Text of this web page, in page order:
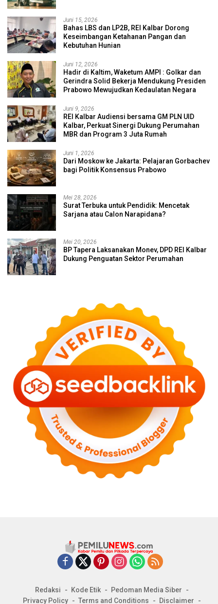
Juni 15, 2026
Bahas LBS dan LP2B, REI Kalbar Dorong
Keseimbangan Ketahanan Pangan dan
Kebutuhan Hunian
Juni 12, 2026
Hadir di Kaltim, Waketum AMPI : Golkar dan
Gerindra Solid Bekerja Mendukung Presiden
Prabowo Mewujudkan Kedaulatan Negara
Juni 9, 2026
REI Kalbar Audiensi bersama GM PLN UID
Kalbar, Perkuat Sinergi Dukung Perumahan
MBR dan Program 3 Juta Rumah
Juni 1, 2026
Dari Moskow ke Jakarta: Pelajaran Gorbachev
bagi Politik Konsensus Prabowo
Mei 28, 2026
Surat Terbuka untuk Pendidik: Mencetak
Sarjana atau Calon Narapidana?
Mei 20, 2026
BP Tapera Laksanakan Monev, DPD REI Kalbar
Dukung Penguatan Sektor Perumahan
Redaksi Kode Etik
Pedoman Media Siber
Privacy Policy
Terms and Conditions Disclaimer